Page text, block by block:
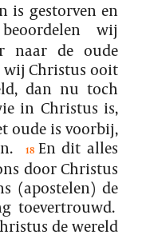
is gestorven en
wij
naar de oude
wij Christus ooit
dan nu toch
in Christus is,
oude is voorbij,
18 En dit alles
door Christus
(apostelen) de
toevertrouwd.
de wereld